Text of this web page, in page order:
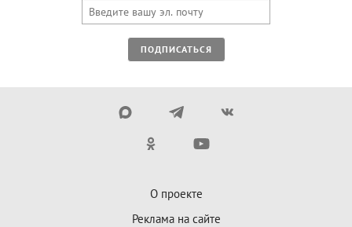
ПОДПИСАТЬСЯ
О проекте
Реклама на сайте